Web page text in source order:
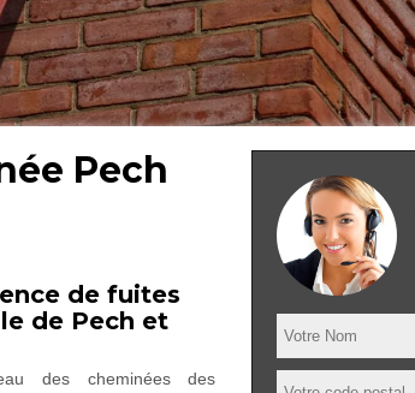
Pech
de fuites
de Pech et
des cheminées des